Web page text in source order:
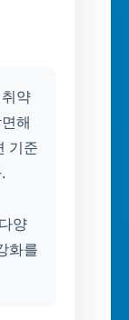
약
해
기준
양
화를